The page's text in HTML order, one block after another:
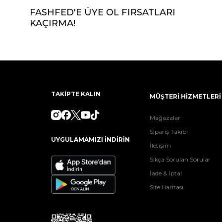
FASHFED'E ÜYE OL FIRSATLARI
KAÇIRMA!
TAKİPTE KALIN
UYGULAMAMIZI İNDİRİN
MÜŞTERİ HİZMETLERİ
Mağazalar
Sipariş Takibi
İletişim
Sıkça Sorulan Sorular
İade & İptal
Site Haritası